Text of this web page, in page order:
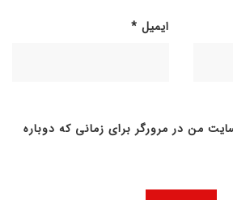
ایمیل *
من در مرورگر برای زمانی که دوباره